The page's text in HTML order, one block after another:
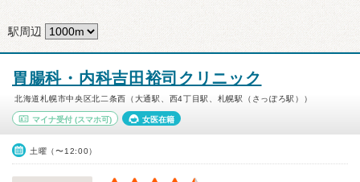
駅周辺
胃腸科・内科吉田裕司クリニック
北海道札幌市中央区北二条西（大通駅、西4丁目駅、札幌駅（さっぽろ駅））
マイナ受付 (スマホ可) 女医在籍
土曜（〜12:00）